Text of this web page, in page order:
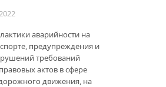
аварийности на
предупреждения и
требований
актов в сфере
движения, на